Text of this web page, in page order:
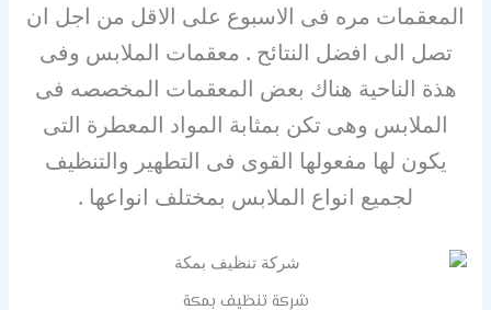
المعقمات مره فى الاسبوع على الاقل من اجل ان
تصل الى افضل النتائح . معقمات الملابس وفى
هذة الناحية هناك بعض المعقمات المخصصه فى
الملابس وهى تكن بمثابة المواد المعطرة التى
يكون لها مفعولها القوى فى التطهير والتنظيف
لجميع انواع الملابس بمختلف انواعها .
شركة تنظيف بمكة